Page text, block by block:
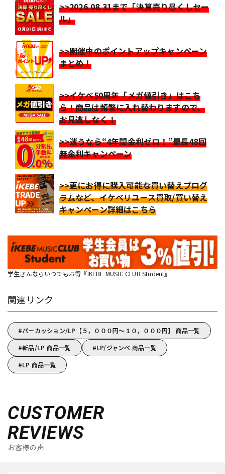
>>2026.08.31まで「決算売り尽くしセー
ル」
>>開催中のポイントアップキャンペーン
まとめ！
>>イケベ50周年「メガ値引き」はこち
ら！商品は頻繁に入れ替わりますので、
お見逃しなく！
>>迷うなら“4年間金利ゼロ！”最長48回
無金利キャンペーン
>>更にお得に購入可能な買い替えプログ
ラムなど、イケベリユース買取/買い替え
キャンペーン詳細はこちら
学生さんならいつでもお得『IKEBE MUSIC CLUB Student』
関連リンク
パーカッション/LP【５，０００円～１０，０００円】 商品一覧
新品/LP 商品一覧
LP/ジャンベ 商品一覧
LP 商品一覧
CUSTOMER
REVIEWS
お客様の声